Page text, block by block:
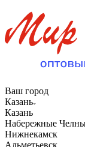
Ваш город
Казань
Казань
Набережные
Нижнекамск
Альметьевск